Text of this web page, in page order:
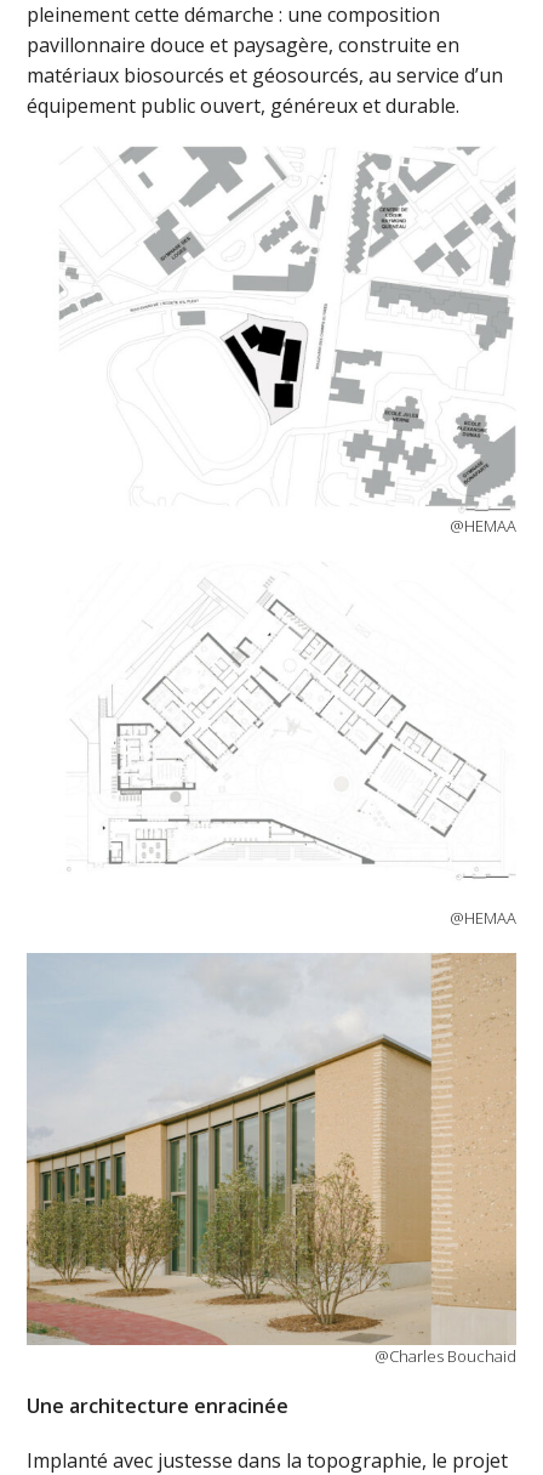
pleinement cette démarche : une composition
pavillonnaire douce et paysagère, construite en
matériaux biosourcés et géosourcés, au service d’un
équipement public ouvert, généreux et durable.
@HEMAA
@HEMAA
@Charles Bouchaid
Une architecture enracinée
Implanté avec justesse dans la topographie, le projet